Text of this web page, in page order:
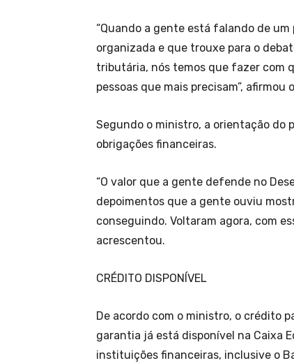
“Quando a gente está falando de
organizada e que trouxe para o
tributária, nós temos que fazer com
pessoas que mais precisam”, afirmou
Segundo o ministro, a orientação do
obrigações financeiras.
“O valor que a gente defende no
depoimentos que a gente ouviu
conseguindo. Voltaram agora, com
acrescentou.
CRÉDITO DISPONÍVEL
De acordo com o ministro, o crédito
garantia já está disponível na Caixa
instituições financeiras, inclusive o